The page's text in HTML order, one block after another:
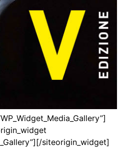
siteorigin_widget]